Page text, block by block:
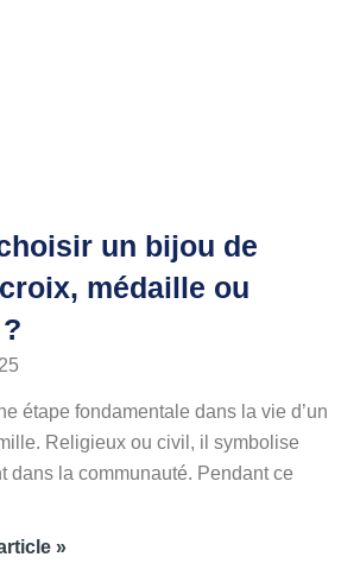
un bijou de
médaille ou
étape fondamentale dans la vie d’un
Religieux ou civil, il symbolise
dans la communauté. Pendant ce
»